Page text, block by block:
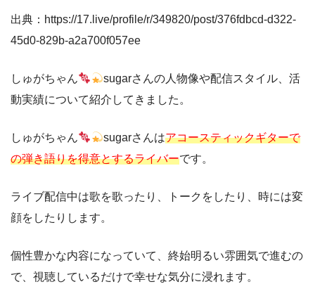
出典：https://17.live/profile/r/349820/post/376fdbcd-d322-
45d0-829b-a2a700f057ee
しゅがちゃん
sugarさんの人物像や配信スタイル、活
動実績について紹介してきました。
しゅがちゃん sugarさんはアコースティックギターで
の弾き語りを得意とするライバーです。
ライブ配信中は歌を歌ったり、トークをしたり、時には変
顔をしたりします。
個性豊かな内容になっていて、終始明るい雰囲気で進むの
で、視聴しているだけで幸せな気分に浸れます。